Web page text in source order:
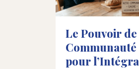
Le Pouvoir
pour